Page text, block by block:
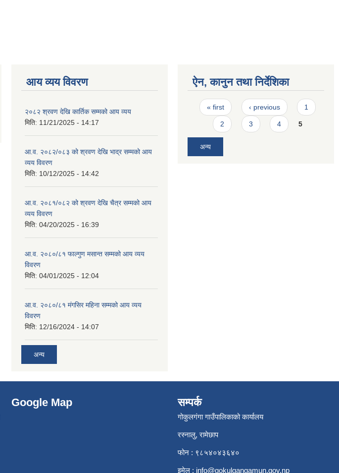
आय व्यय विवरण
२०८२ श्रवण देखि कार्तिक सम्मको आय व्यय
मिति: 11/21/2025 - 14:17
आ.व. २०८२/०८३ को श्रवण देखि भाद्र सम्मको आय
व्यय विवरण
मिति: 10/12/2025 - 14:42
आ.व. २०८१/०८२ को श्रवण देखि चैत्र सम्मको आय
व्यय विवरण
मिति: 04/20/2025 - 16:39
आ.व. २०८०/८१ फाल्गुण मसान्त सम्मको आय व्यय
विवरण
मिति: 04/01/2025 - 12:04
आ.व. २०८०/८१ मंगसिर महिना सम्मको आय व्यय
विवरण
मिति: 12/16/2024 - 14:07
अन्य
ऐन, कानुन तथा निर्देशिका
Pages
« first ‹ previous 1
2 3 4 5
अन्य
Google Map सम्पर्क
गोकुलगंगा गाउँपालिकाको कार्यालय
रस्नालु, रामेछाप
फोन : ९८५४०४३६४०
इमेल : info@gokulgangamun.gov.np